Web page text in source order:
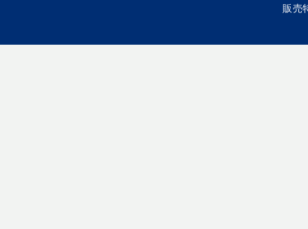
販売